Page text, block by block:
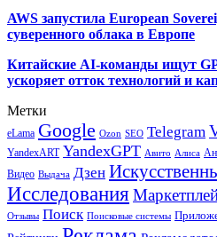
AWS запустила European
суверенного облака в Европе
Китайские AI-команды ищут
ускоряет отток технологий и
Метки
eLama Google Ozon SEO Telegram
YandexART YandexGPT Авито Алиса
Видео Выдача Дзен
Исследования
Отзывы Поиск Поисковые системы